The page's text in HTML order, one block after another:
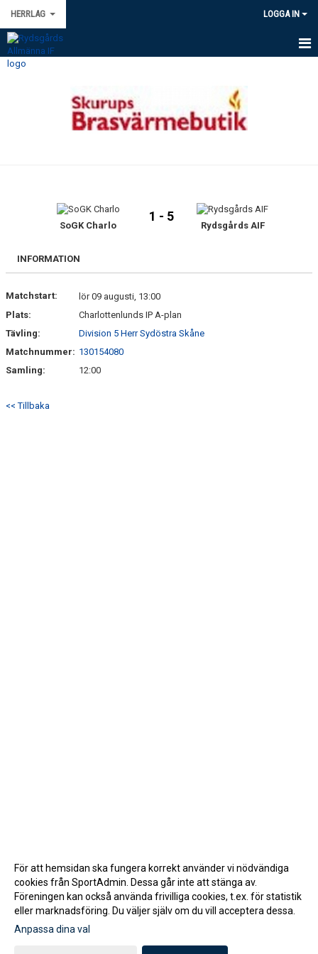
HERRLAG LOGGA IN
HEM
KONTAKT
SoGK Charlo
1 - 5
Rydsgårds AIF
INFORMATION
Matchstart:
lör 09 augusti, 13:00
Plats:
Charlottenlunds IP A-plan
Tävling:
Division 5 Herr Sydöstra Skåne
Matchnummer: 130154080
Samling:
12:00
<< Tillbaka
Gå till Webbversion
För att hemsidan ska fungera korrekt använder vi nödvändiga
cookies från SportAdmin. Dessa går inte att stänga av.
Föreningen kan också använda frivilliga cookies, t.ex. för statistik
eller marknadsföring. Du väljer själv om du vill acceptera dessa.
Anpassa dina val